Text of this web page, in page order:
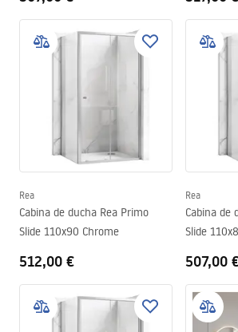
Rea
Cabina de ducha Rea Primo
Slide 110x90 Chrome
512,00 €
Rea
Cabina de
Slide
507,00